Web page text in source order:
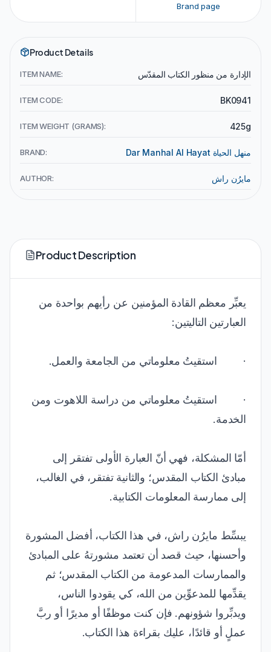
Brand page
Product Details
ITEM NAME: الإدارة من منظور الكتاب المقدّس
ITEM CODE: BK0941
ITEM WEIGHT (GRAMS): 425g
BRAND: Dar Manhal Al Hayat منهل الحياة
AUTHOR: مايرُن راش
Product Description
يعبِّر معظم القادة المؤمنين عن رأيهم بواحدة من
العبارتين التاليتين:
· استقيتُ معلوماتي من الجامعة والعمل.
· استقيتُ معلوماتي من دراسة اللاهوت ومن
الخدمة.
أمّا المشكلة، فهي أنّ العبارة الأولى تفتقر إلى
مبادئ الكتاب المقدس؛ والثانية تفتقر، في الغالب،
إلى ممارسة المعلومات الكتابية.
يبسِّط مايرُن راش، في هذا الكتاب، أفضل المشورة
وأحسنها، حيث قصد أن تعتمد مشورتهُ على المبادئ
والممارسات المدعومة من الكتاب المقدس؛ ثم
يقدِّمها للمدعوِّين من الله، كي يقودوا الناس،
ويدبِّروا شؤونهم. فإن كنت موظفًا أو مديرًا أو ربَّ
عملٍ أو قائدًا، عليك بقراءة هذا الكتاب.